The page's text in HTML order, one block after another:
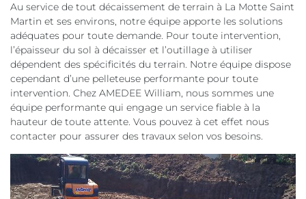
Au service de tout décaissement de terrain à La Motte Saint
Martin et ses environs, notre équipe apporte les solutions
adéquates pour toute demande. Pour toute intervention,
l’épaisseur du sol à décaisser et l’outillage à utiliser
dépendent des spécificités du terrain. Notre équipe dispose
cependant d’une pelleteuse performante pour toute
intervention. Chez AMEDEE William, nous sommes une
équipe performante qui engage un service fiable à la
hauteur de toute attente. Vous pouvez à cet effet nous
contacter pour assurer des travaux selon vos besoins.